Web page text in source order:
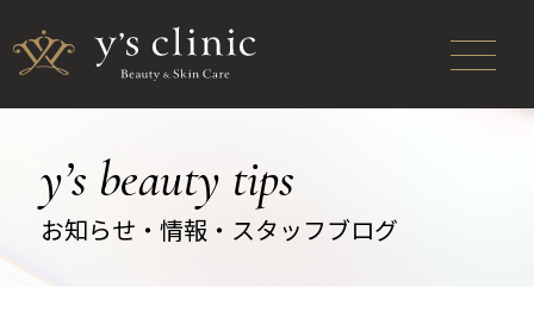
y’s beauty tips
お知らせ・情報・スタッフブログ